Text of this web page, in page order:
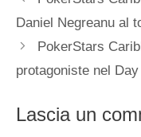
Daniel Negreanu al
PokerStars
protagoniste nel
Lascia un